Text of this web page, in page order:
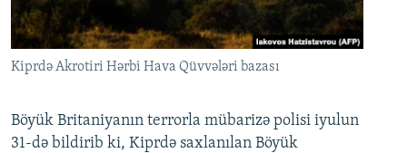
Kiprdə Akrotiri Hərbi Hava Qüvvələri bazası
Böyük Britaniyanın terrorla mübarizə polisi iyulun
31-də bildirib ki, Kiprdə saxlanılan Böyük